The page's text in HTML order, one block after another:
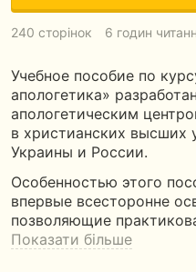
240 сторінок 6 годин
Учебное пособие по
апологетика»
апологетическим
в христианских высших
Украины и России.
Особенностью этого
впервые всесторонне
позволяющие
Показати більше